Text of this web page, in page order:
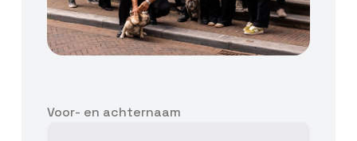
Voor- en achternaam